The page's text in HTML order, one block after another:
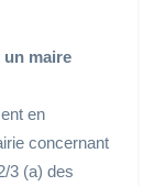
maire
en
concernant
3 (a) des